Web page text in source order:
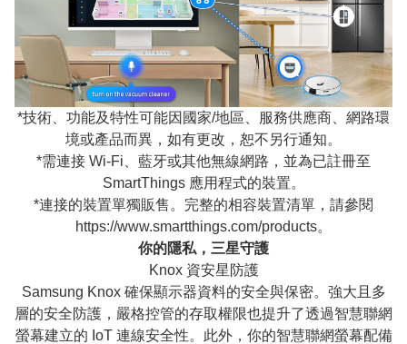
*技術、功能及特性可能因國家/地區、服務供應商、網路環
境或產品而異，如有更改，恕不另行通知。
*需連接 Wi-Fi、藍牙或其他無線網路，並為已註冊至
SmartThings 應用程式的裝置。
*連接的裝置單獨販售。完整的相容裝置清單，請參閱
https://www.smartthings.com/products。
你的隱私，三星守護
Knox 資安星防護
Samsung Knox 確保顯示器資料的安全與保密。強大且多
層的安全防護，嚴格控管的存取權限也提升了透過智慧聯網
螢幕建立的 IoT 連線安全性。此外，你的智慧聯網螢幕配備